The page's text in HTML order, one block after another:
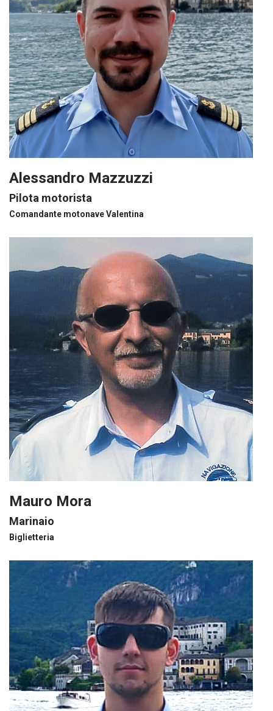
Alessandro Mazzuzzi
Pilota motorista
Comandante motonave Valentina
Mauro Mora
Marinaio
Biglietteria